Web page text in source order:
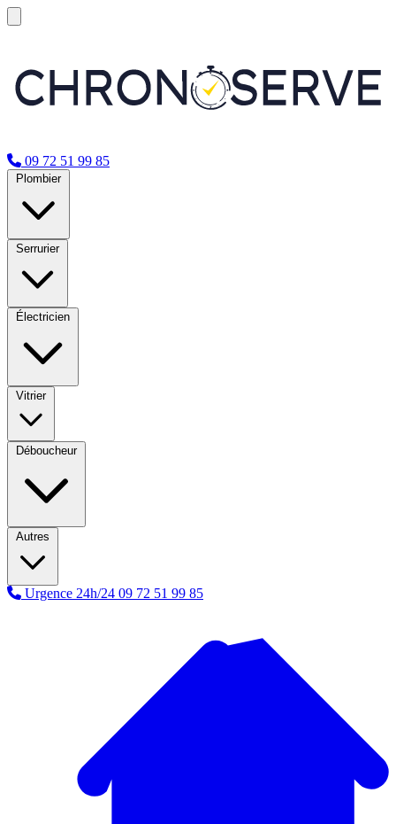
09 72 51 99 85
Plombier
Serrurier
Électricien
Vitrier
Déboucheur
Autres
Urgence 24h/24 09 72 51 99 85